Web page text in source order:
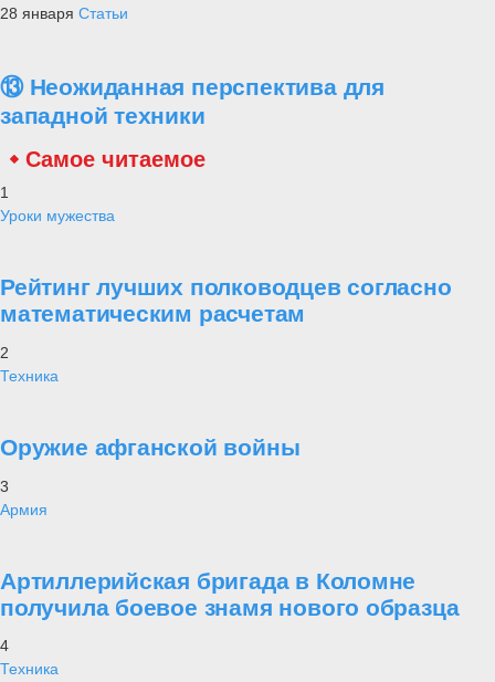
28 января Статьи
⑬ Неожиданная перспектива для
западной техники
Самое читаемое
1
Уроки мужества
Рейтинг лучших полководцев согласно
математическим расчетам
2
Техника
Оружие афганской войны
3
Армия
Артиллерийская бригада в Коломне
получила боевое знамя нового образца
4
Техника